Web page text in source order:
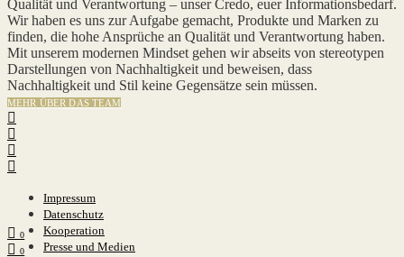
Qualität und Verantwortung – unser Credo, euer Informationsbedarf.
Wir haben es uns zur Aufgabe gemacht, Produkte und Marken zu
finden, die hohe Ansprüche an Qualität und Verantwortung haben.
Mit unserem modernen Mindset gehen wir abseits von stereotypen
Darstellungen von Nachhaltigkeit und beweisen, dass
Nachhaltigkeit und Stil keine Gegensätze sein müssen.
MEHR ÜBER DAS TEAM
Impressum
Datenschutz
Kooperation
Presse und Medien
0
0